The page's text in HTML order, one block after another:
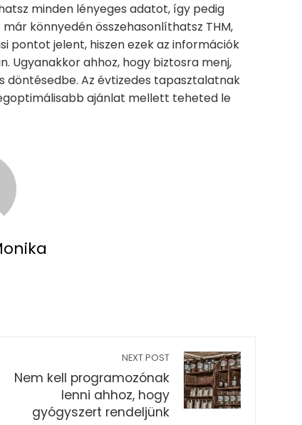
minden lényeges adatot, így pedig
könnyedén összehasonlíthatsz THM,
pontot jelent, hiszen ezek az információk
Ugyanakkor ahhoz, hogy biztosra menj,
döntésedbe. Az évtizedes tapasztalatnak
ajánlat mellett teheted le
NEXT POST
Nem kell programozónak
lenni ahhoz, hogy
gyógyszert rendeljünk